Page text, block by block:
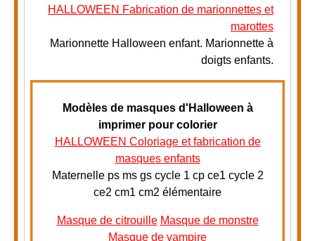
HALLOWEEN Fabrication de marionnettes et
marottes
Marionnette Halloween enfant. Marionnette à
doigts enfants.
Modèles de masques d'Halloween à
imprimer pour colorier
HALLOWEEN Coloriage et fabrication de
masques enfants
Maternelle ps ms gs cycle 1 cp ce1 cycle 2
ce2 cm1 cm2 élémentaire
Masque de citrouille Masque de monstre
Masque de vampire